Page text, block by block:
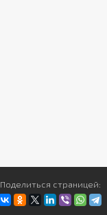
Поделиться страницей: